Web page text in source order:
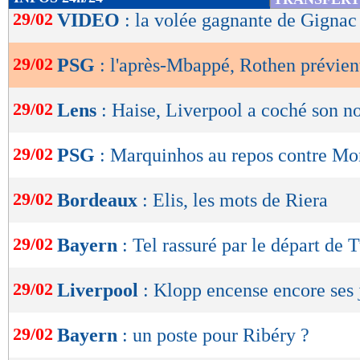
de
OK
29/02 VIDEO : la volée gagnante de Gignac
29/02 PSG : l'après-Mbappé, Rothen
29/02 Lens : Haise, Liverpool a coché son
29/02 PSG : Marquinhos au repos contre
29/02 Bordeaux : Elis, les mots de Riera
29/02 Bayern : Tel rassuré par le départ de
29/02 Liverpool : Klopp encense encore ses
29/02 Bayern : un poste pour Ribéry ?